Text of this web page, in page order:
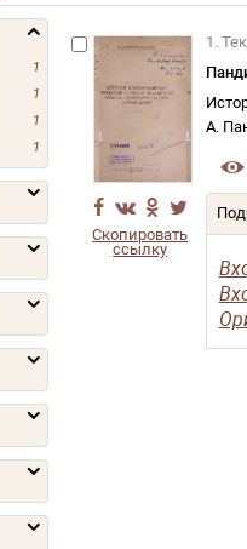
1
1
1
1
Скопировать
ссылку
1.
А.